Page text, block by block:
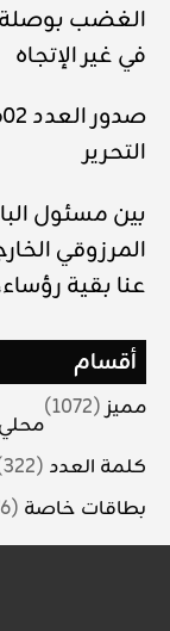
الغضب بوصلة
في غير الإتجاه
التحرير
بين مسئول
المرزوقي
عنا بقية
أقسام
مميز(1072)
محلي
كلمة العدد (322)
بطاقات خاصة (176)